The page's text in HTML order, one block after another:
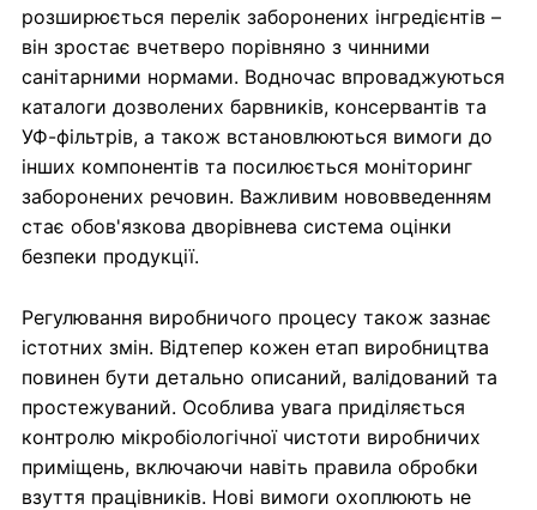
розширюється перелік заборонених інгредієнтів –
він зростає вчетверо порівняно з чинними
санітарними нормами. Водночас впроваджуються
каталоги дозволених барвників, консервантів та
УФ-фільтрів, а також встановлюються вимоги до
інших компонентів та посилюється моніторинг
заборонених речовин. Важливим нововведенням
стає обов'язкова дворівнева система оцінки
безпеки продукції.
Регулювання виробничого процесу також зазнає
істотних змін. Відтепер кожен етап виробництва
повинен бути детально описаний, валідований та
простежуваний. Особлива увага приділяється
контролю мікробіологічної чистоти виробничих
приміщень, включаючи навіть правила обробки
взуття працівників. Нові вимоги охоплюють не